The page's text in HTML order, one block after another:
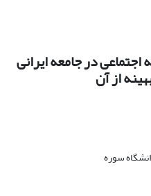
در جامعه ایرانی
از آن
سوره